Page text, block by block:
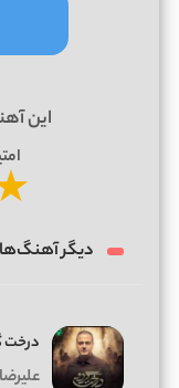
این
دیگر
درخت